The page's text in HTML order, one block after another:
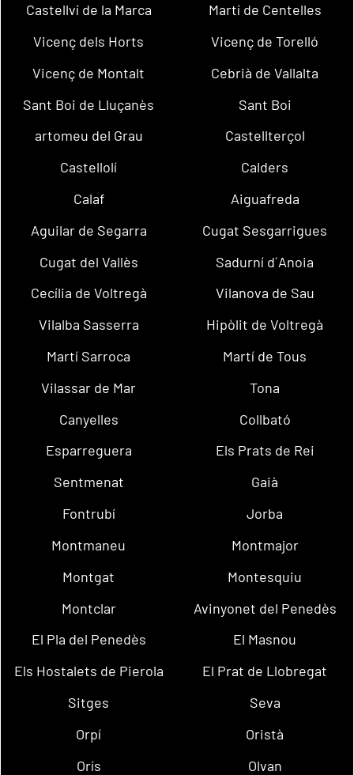
Castellví de la Marca
Martí de Centelles
Vicenç dels Horts
Vicenç de Torelló
Vicenç de Montalt
Cebrià de Vallalta
Sant Boi de Lluçanès
Sant Boi
artomeu del Grau
Castellterçol
Castellolí
Calders
Calaf
Aiguafreda
Aguilar de Segarra
Cugat Sesgarrigues
Cugat del Vallès
Sadurní d´Anoia
Cecília de Voltregà
Vilanova de Sau
Vilalba Sasserra
Hipòlit de Voltregà
Martí Sarroca
Martí de Tous
Vilassar de Mar
Tona
Canyelles
Collbató
Esparreguera
Els Prats de Rei
Sentmenat
Gaià
Fontrubí
Jorba
Montmaneu
Montmajor
Montgat
Montesquiu
Montclar
Avinyonet del Penedès
El Pla del Penedès
El Masnou
Els Hostalets de Pierola
El Prat de Llobregat
Sitges
Seva
Orpí
Oristà
Orís
Olvan